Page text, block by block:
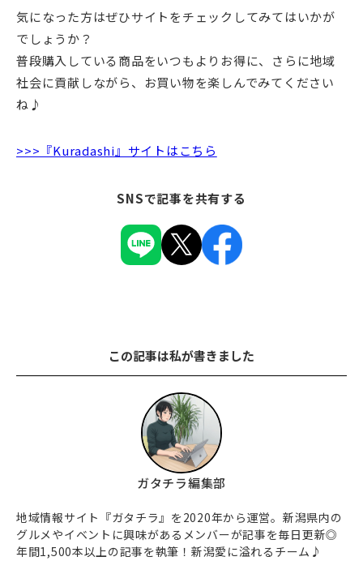
気になった方はぜひサイトをチェックしてみてはいかが
でしょうか？
普段購入している商品をいつもよりお得に、さらに地域
社会に貢献しながら、お買い物を楽しんでみてください
ね♪
>>>『Kuradashi』サイトはこちら
SNSで記事を共有する
この記事は私が書きました
ガタチラ編集部
地域情報サイト『ガタチラ』を2020年から運営。新潟県内の
グルメやイベントに興味があるメンバーが記事を毎日更新◎
年間1,500本以上の記事を執筆！新潟愛に溢れるチーム♪